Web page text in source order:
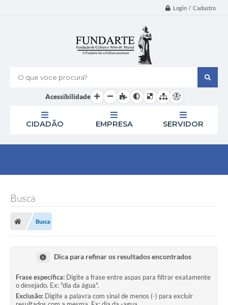
Login / Cadastro
O que voce procura?
Acessibilidade
CIDADÃO EMPRESA SERVIDOR
Busca
Busca
Dica para refinar os resultados encontrados
Frase específica: Digite a frase entre aspas para filtrar exatamente
o desejado. Ex: "dia da água".
Exclusão: Digite a palavra com sinal de menos (-) para excluir